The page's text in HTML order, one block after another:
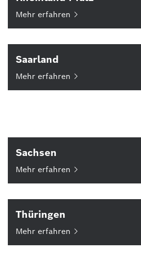
Mehr erfahren
Saarland
Mehr erfahren
Sachsen
Mehr erfahren
Thüringen
Mehr erfahren